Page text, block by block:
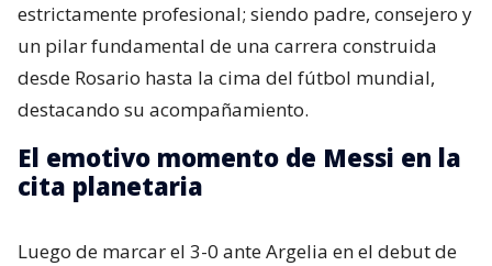
estrictamente profesional; siendo padre, consejero y
un pilar fundamental de una carrera construida
desde Rosario hasta la cima del fútbol mundial,
destacando su acompañamiento.
El emotivo momento de Messi en la
cita planetaria
Luego de marcar el 3-0 ante Argelia en el debut de